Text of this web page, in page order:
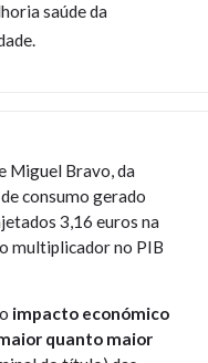
saúde da
Miguel Bravo, da
consumo gerado
3,16 euros na
multiplicador no PIB
impacto económico
quanto maior